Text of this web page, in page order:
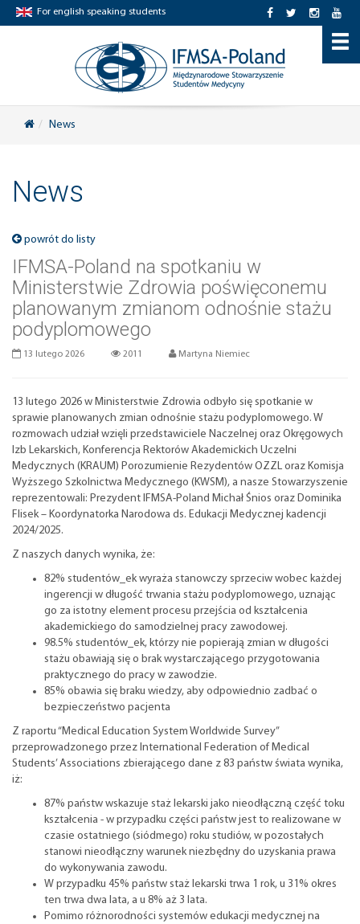
For english speaking students
News
News
powrót do listy
IFMSA-Poland na spotkaniu w
Ministerstwie Zdrowia poświęconemu
planowanym zmianom odnośnie stażu
podyplomowego
13 lutego 2026 2011 Martyna Niemiec
13 lutego 2026 w Ministerstwie Zdrowia odbyło się spotkanie w
sprawie planowanych zmian odnośnie stażu podyplomowego. W
rozmowach udział wzięli przedstawiciele Naczelnej oraz Okręgowych
Izb Lekarskich, Konferencja Rektorów Akademickich Uczelni
Medycznych (KRAUM) Porozumienie Rezydentów OZZL oraz Komisja
Wyższego Szkolnictwa Medycznego (KWSM), a nasze Stowarzyszenie
reprezentowali: Prezydent IFMSA-Poland Michał Śnios oraz Dominika
Flisek – Koordynatorka Narodowa ds. Edukacji Medycznej kadencji
2024/2025.
Z naszych danych wynika, że:
82% studentów_ek wyraża stanowczy sprzeciw wobec każdej
ingerencji w długość trwania stażu podyplomowego, uznając
go za istotny element procesu przejścia od kształcenia
akademickiego do samodzielnej pracy zawodowej.
98.5% studentów_ek, którzy nie popierają zmian w długości
stażu obawiają się o brak wystarczającego przygotowania
praktycznego do pracy w zawodzie.
85% obawia się braku wiedzy, aby odpowiednio zadbać o
bezpieczeństwo pacjenta
Z raportu “Medical Education System Worldwide Survey”
przeprowadzonego przez International Federation of Medical
Students’ Associations zbierającego dane z 83 państw świata wynika,
iż:
87% państw wskazuje staż lekarski jako nieodłączną część toku
kształcenia - w przypadku części państw jest to realizowane w
czasie ostatniego (siódmego) roku studiów, w pozostałych
stanowi nieodłączny warunek niezbędny do uzyskania prawa
do wykonywania zawodu.
W przypadku 45% państw staż lekarski trwa 1 rok, u 31% okres
ten trwa dwa lata, a u 8% aż 3 lata.
Pomimo różnorodności systemów edukacji medycznej na